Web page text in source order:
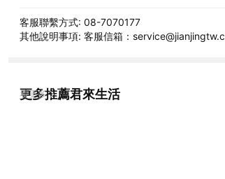
客服聯繫方式: 08-7070177
其他說明事項: 客服信箱：
更多推薦君來生活
看更多